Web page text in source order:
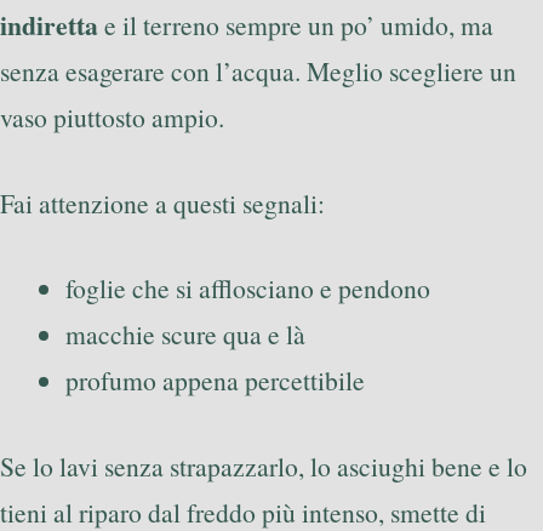
indirettae il terreno sempre un po’ umido, ma
senza esagerare con l’acqua. Meglio scegliere un
vaso piuttosto ampio.
Fai attenzione a questi segnali:
foglie che si afflosciano e pendono
macchie scure qua e là
profumo appena percettibile
Se lo lavi senza strapazzarlo, lo asciughi bene e lo
tieni al riparo dal freddo più intenso, smette di